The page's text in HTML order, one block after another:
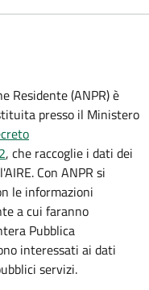
Residente (ANPR) è
presso il Ministero
, che raccoglie i dati dei
Con ANPR si
le informazioni
a cui faranno
Pubblica
interessati ai dati
servizi.